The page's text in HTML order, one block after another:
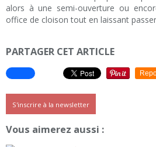
alors à une semi-ouverture ou
office de cloison tout en laissant
PARTAGER CET ARTICLE
S'inscrire à la newsletter
Vous aimerez aussi :